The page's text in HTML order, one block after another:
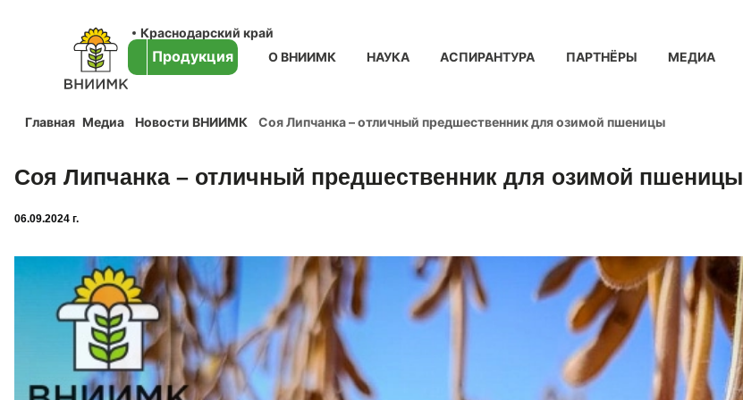
Краснодарский край
Продукция О ВНИИМК НАУКА АСПИРАНТУРА ПАРТНЁРЫ МЕДИА
Главная Медиа Новости ВНИИМК Соя Липчанка – отличный предшественник для озимой пшеницы
Соя Липчанка – отличный предшественник для озимой пшеницы
06.09.2024 г.